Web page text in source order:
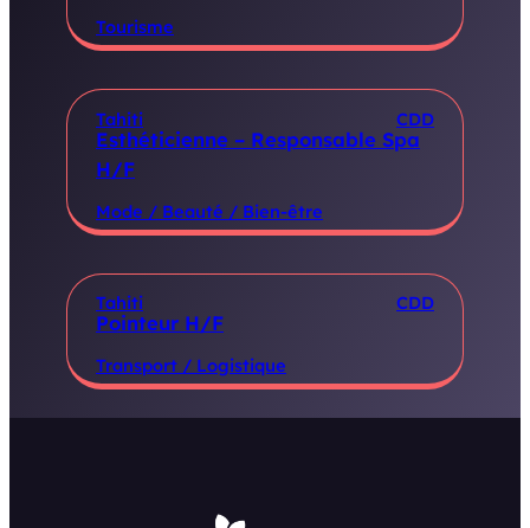
Tourisme
Tahiti CDD
Esthéticienne – Responsable Spa
H/F
Mode / Beauté / Bien-être
Tahiti CDD
Pointeur H/F
Transport / Logistique